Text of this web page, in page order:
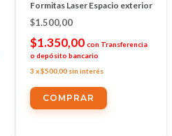
Formitas Laser Espacio exterior
$1.500,00
$1.350,00 con Transferencia
o depósito bancario
3 x$500,00 sin interés